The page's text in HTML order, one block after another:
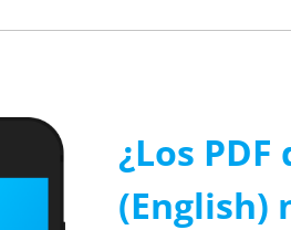
¿Los
(English)